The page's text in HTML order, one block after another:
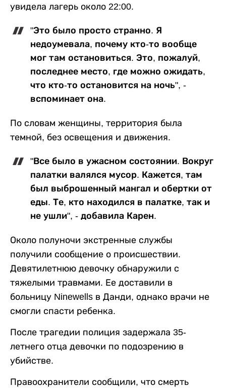
увидела лагерь около 22:00.
"Это было просто странно. Я
недоумевала, почему кто-то вообще
мог там остановиться. Это, пожалуй,
последнее место, где можно ожидать,
что кто-то остановится на ночь", -
вспоминает она.
По словам женщины, территория была
темной, без освещения и движения.
"Все было в ужасном состоянии. Вокруг
палатки валялся мусор. Кажется, там
был выброшенный мангал и обертки от
еды. Те, кто находился в палатке, так и
не ушли", - добавила Карен.
Около полуночи экстренные службы
получили сообщение о происшествии.
Девятилетнюю девочку обнаружили с
тяжелыми травмами. Ее доставили в
больницу Ninewells в Данди, однако врачи не
смогли спасти ребенка.
После трагедии полиция задержала 35-
летнего отца девочки по подозрению в
убийстве.
Правоохранители сообщили, что смерть